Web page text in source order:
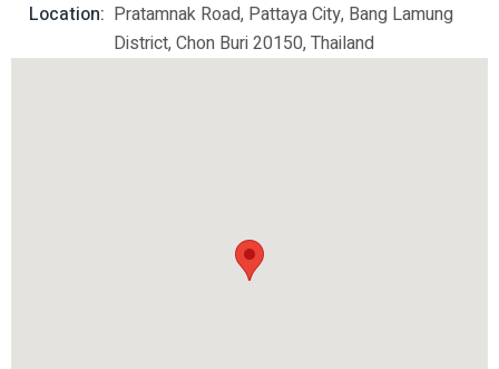
Location: Pratamnak Road, Pattaya City, Bang Lamung
District, Chon Buri 20150, Thailand